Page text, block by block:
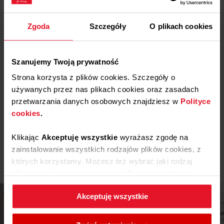
Zgoda Szczegóły O plikach cookies
Szanujemy Twoją prywatność
Strona korzysta z plików cookies. Szczegóły o
używanych przez nas plikach cookies oraz zasadach
przetwarzania danych osobowych znajdziesz w Polityce
cookies.
Klikając Akceptuję wszystkie wyrażasz zgodę na
zainstalowanie wszystkich rodzajów plików cookies, z
których korzystamy. Możesz też wybrać jaki rodzaj
klikającZmień ustawienia.
W każdej chwili możesz zmienić wybrane przez Ciebie
ustawienia plików cookies wchodząc w zakładkę
Akceptuję wszystkie
Ubrania, zasłony czy narzuty przesiąknięte kuchennymi
zapachami? Nie z okapami Amica! Nasze okapy wyposażone
zostały w nowoczesne i niezwykle wydajne turbiny, które
pracy w kuchni!
Plikido pobrania
Etykieta energetyczna
Etykieta energetyczna
Karta produktu
Karta produktu Pobierz
Instrukcja użytkownika
Ostrzeżenia i informacje dotyczące
bezpieczeństwa
Instrukcja obsługi
Pokaż więcej